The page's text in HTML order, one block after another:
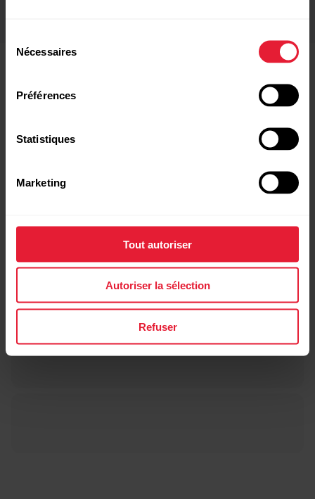
Nécessaires
Préférences
Statistiques
Marketing
Tout autoriser
Autoriser la sélection
Refuser
Qu'est-ce qui est inclus ?